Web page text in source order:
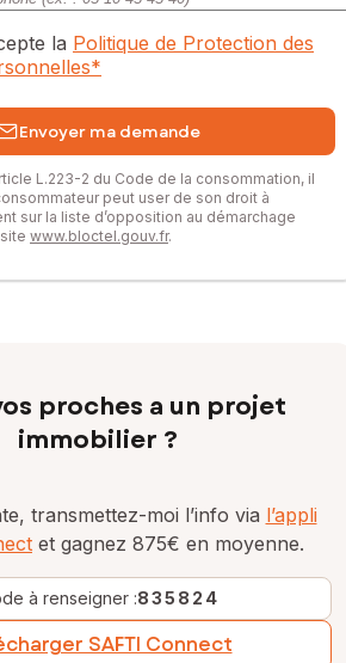
la Politique de Protection des
*
Envoyer ma demande
L.223-2 du Code de la consommation, il
peut user de son droit à
sur la liste d’opposition au démarchage
www.bloctel.gouv.fr.
proches a un projet
immobilier ?
transmettez-moi l’info via l’appli
et gagnez 875€ en moyenne.
à renseigner :835824
SAFTI Connect